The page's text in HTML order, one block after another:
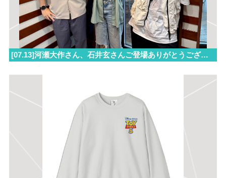
[07.13]河瀬大作さん、石井玄さんご登場ありがとうございました！